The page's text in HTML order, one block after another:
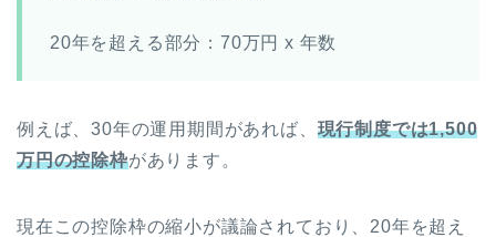
20年を超える部分：70万円 x 年数
例えば、30年の運用期間があれば、 現行制度では1,500
万円の控除枠があります。
現在この控除枠の縮小が議論されており、20年を超え